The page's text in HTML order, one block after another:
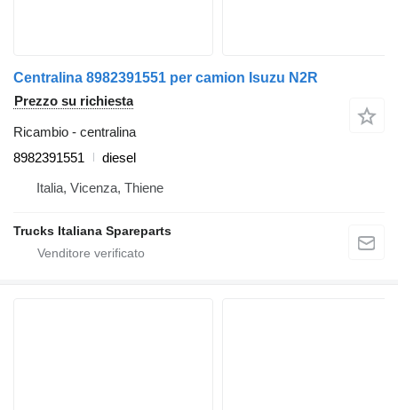
Centralina 8982391551 per camion Isuzu N2R
Prezzo su richiesta
Ricambio - centralina
8982391551
diesel
Italia, Vicenza, Thiene
Trucks Italiana Spareparts